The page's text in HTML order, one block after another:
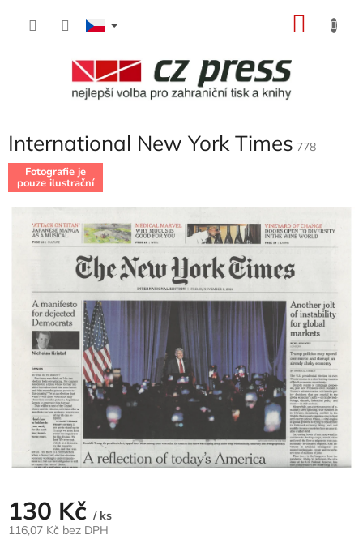
International New York Times 778
Fotografie je
pouze ilustrační
130 Kč / ks
116,07 Kč bez DPH